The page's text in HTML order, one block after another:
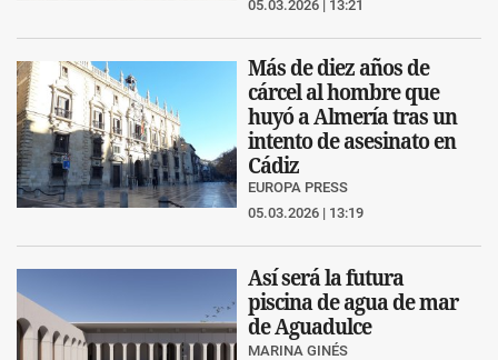
05.03.2026 | 13:21
Más de diez años de
cárcel al hombre que
huyó a Almería tras un
intento de asesinato en
Cádiz
EUROPA PRESS
05.03.2026 | 13:19
Así será la futura
piscina de agua de mar
de Aguadulce
MARINA GINÉS